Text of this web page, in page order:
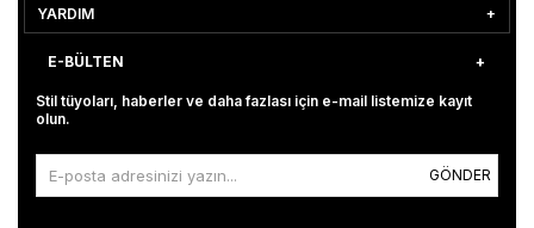
YARDIM
E-BÜLTEN
Stil tüyoları, haberler ve daha fazlası için e-mail listemize kayıt
olun.
GÖNDER